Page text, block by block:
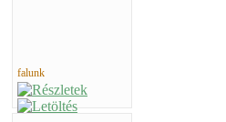
falunk